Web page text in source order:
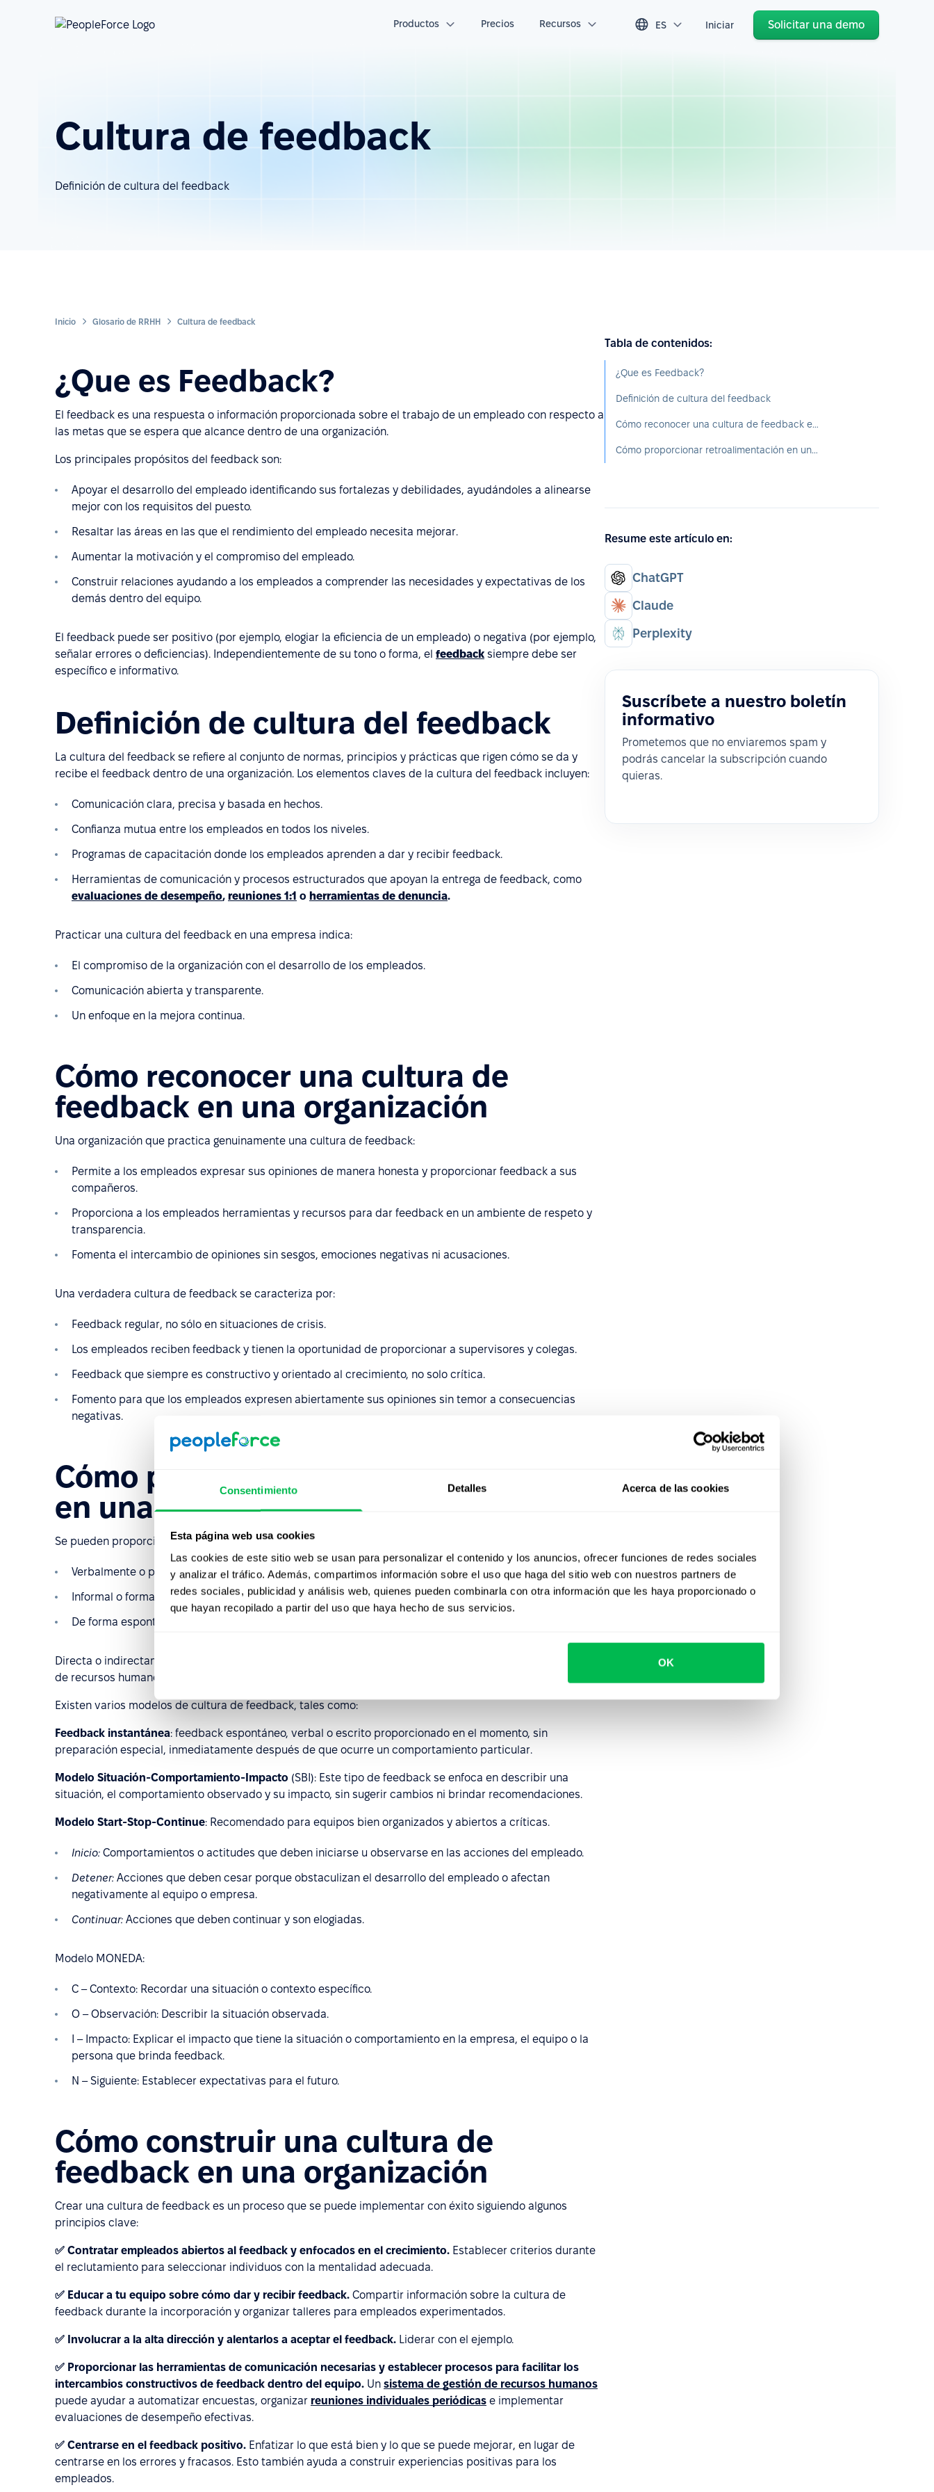
Consentimiento Detalles Acerca de las cookies
Esta página web usa cookies
Las cookies de este sitio web se usan para personalizar el contenido y los anuncios, ofrecer funciones de redes sociales
y analizar el tráfico. Además, compartimos información sobre el uso que haga del sitio web con nuestros partners de
redes sociales, publicidad y análisis web, quienes pueden combinarla con otra información que les haya proporcionado o
que hayan recopilado a partir del uso que haya hecho de sus servicios.
OK
Productos Precios Recursos ES Iniciar Solicitar una demo
Cultura de feedback
Definición de cultura del feedback
Inicio Glosario de RRHH Cultura de feedback
¿Que es Feedback?
El feedback es una respuesta o información proporcionada sobre el trabajo de un empleado con respecto a
las metas que se espera que alcance dentro de una organización.
Los principales propósitos del feedback son:
Apoyar el desarrollo del empleado identificando sus fortalezas y debilidades, ayudándoles a alinearse
mejor con los requisitos del puesto.
Resaltar las áreas en las que el rendimiento del empleado necesita mejorar.
Aumentar la motivación y el compromiso del empleado.
Construir relaciones ayudando a los empleados a comprender las necesidades y expectativas de los
demás dentro del equipo.
El feedback puede ser positivo (por ejemplo, elogiar la eficiencia de un empleado) o negativa (por ejemplo,
señalar errores o deficiencias). Independientemente de su tono o forma, el feedback siempre debe ser
específico e informativo.
Definición de cultura del feedback
La cultura del feedback se refiere al conjunto de normas, principios y prácticas que rigen cómo se da y
recibe el feedback dentro de una organización. Los elementos claves de la cultura del feedback incluyen:
Comunicación clara, precisa y basada en hechos.
Confianza mutua entre los empleados en todos los niveles.
Programas de capacitación donde los empleados aprenden a dar y recibir feedback.
Herramientas de comunicación y procesos estructurados que apoyan la entrega de feedback, como
evaluaciones de desempeño, reuniones 1:1 o herramientas de denuncia.
Practicar una cultura del feedback en una empresa indica:
El compromiso de la organización con el desarrollo de los empleados.
Comunicación abierta y transparente.
Un enfoque en la mejora continua.
Cómo reconocer una cultura de
feedback en una organización
Una organización que practica genuinamente una cultura de feedback:
Permite a los empleados expresar sus opiniones de manera honesta y proporcionar feedback a sus
compañeros.
Proporciona a los empleados herramientas y recursos para dar feedback en un ambiente de respeto y
transparencia.
Fomenta el intercambio de opiniones sin sesgos, emociones negativas ni acusaciones.
Una verdadera cultura de feedback se caracteriza por:
Feedback regular, no sólo en situaciones de crisis.
Los empleados reciben feedback y tienen la oportunidad de proporcionar a supervisores y colegas.
Feedback que siempre es constructivo y orientado al crecimiento, no solo crítica.
Fomento para que los empleados expresen abiertamente sus opiniones sin temor a consecuencias
negativas.
Cómo proporcionar retroalimentación
en una organización
Se pueden proporcionar comentarios:
Verbalmente o por escrito.
Informal o formalmente.
De forma espontánea o periódica.
Directa o indirectamente (por ejemplo, un supervisor proporciona feedback sobre un empleado al gerente
de recursos humanos, quien luego se la comunica al empleado).
Existen varios modelos de cultura de feedback, tales como:
Feedback instantánea: feedback espontáneo, verbal o escrito proporcionado en el momento, sin
preparación especial, inmediatamente después de que ocurre un comportamiento particular.
Modelo Situación-Comportamiento-Impacto (SBI): Este tipo de feedback se enfoca en describir una
situación, el comportamiento observado y su impacto, sin sugerir cambios ni brindar recomendaciones.
Modelo Start-Stop-Continue: Recomendado para equipos bien organizados y abiertos a críticas.
Inicio: Comportamientos o actitudes que deben iniciarse u observarse en las acciones del empleado.
Detener: Acciones que deben cesar porque obstaculizan el desarrollo del empleado o afectan
negativamente al equipo o empresa.
Continuar: Acciones que deben continuar y son elogiadas.
Modelo MONEDA:
C – Contexto: Recordar una situación o contexto específico.
O – Observación: Describir la situación observada.
I – Impacto: Explicar el impacto que tiene la situación o comportamiento en la empresa, el equipo o la
persona que brinda feedback.
N – Siguiente: Establecer expectativas para el futuro.
Cómo construir una cultura de
feedback en una organización
Crear una cultura de feedback es un proceso que se puede implementar con éxito siguiendo algunos
principios clave:
✅ Contratar empleados abiertos al feedback y enfocados en el crecimiento. Establecer criterios durante
el reclutamiento para seleccionar individuos con la mentalidad adecuada.
✅ Educar a tu equipo sobre cómo dar y recibir feedback. Compartir información sobre la cultura de
feedback durante la incorporación y organizar talleres para empleados experimentados.
✅ Involucrar a la alta dirección y alentarlos a aceptar el feedback. Liderar con el ejemplo.
✅ Proporcionar las herramientas de comunicación necesarias y establecer procesos para facilitar los
intercambios constructivos de feedback dentro del equipo. Un sistema de gestión de recursos humanos
puede ayudar a automatizar encuestas, organizar reuniones individuales periódicas e implementar
evaluaciones de desempeño efectivas.
✅ Centrarse en el feedback positivo. Enfatizar lo que está bien y lo que se puede mejorar, en lugar de
centrarse en los errores y fracasos. Esto también ayuda a construir experiencias positivas para los
empleados.
Tabla de contenidos:
¿Que es Feedback?
Definición de cultura del feedback
Cómo reconocer una cultura de feedback en una organización
Cómo proporcionar retroalimentación en una organización
Resume este artículo en:
ChatGPT
Claude
Perplexity
Suscríbete a nuestro boletín
informativo
Prometemos que no enviaremos spam y
podrás cancelar la subscripción cuando
quieras.